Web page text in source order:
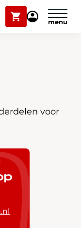
Winkelwagen
Mijn
voor